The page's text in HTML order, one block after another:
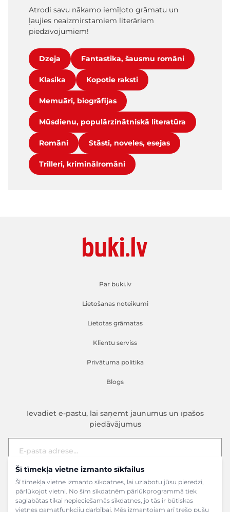
Šī tīmekļa vietne izmanto sīkfailus
Šī tīmekļa vietne izmanto sīkdatnes, lai uzlabotu jūsu pieredzi,
pārlūkojot vietni. No šīm sīkdatnēm pārlūkprogrammā tiek
saglabātas tikai nepieciešamās sīkdatnes, jo tās ir būtiskas
vietnes pamatfunkciju darbībai. Mēs izmantojam arī trešo pušu
Atrodi savu nākamo iemīļoto grāmatu un
ļaujies neaizmirstamiem literāriem
piedzīvojumiem!
Dzeja Fantastika, šausmu romāni
Klasika Kopotie raksti
Memuāri, biogrāfijas
Mūsdienu, populārzinātniskā literatūra
Romāni Stāsti, noveles, esejas
Trilleri, kriminālromāni
Par buki.lv
Lietošanas noteikumi
Lietotas grāmatas
Klientu serviss
Privātuma politika
Blogs
Ievadiet e-pastu, lai saņemt jaunumus un īpašos
piedāvājumus
E-pasta adrese
Pieteikties